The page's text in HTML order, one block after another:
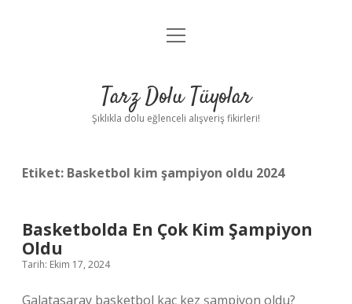
Anasayfa
Yasal Uyarı
menüyü
Tarz Dolu Tüyolar
Şıklıkla dolu eğlenceli alışveriş fikirleri!
Etiket: Basketbol kim şampiyon oldu 2024
Basketbolda En Çok Kim Şampiyon
Oldu
Tarih: Ekim 17, 2024
Galatasaray basketbol kaç kez şampiyon oldu?